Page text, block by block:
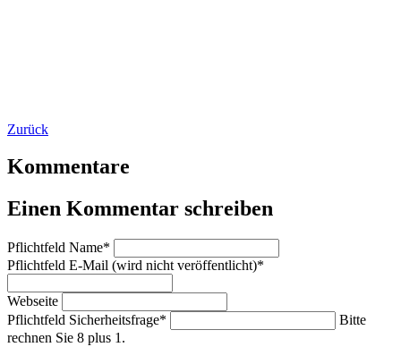
Zurück
Kommentare
Einen Kommentar schreiben
Pflichtfeld Name*
Pflichtfeld E-Mail (wird nicht veröffentlicht)*
Webseite
Pflichtfeld Sicherheitsfrage*
Bitte
rechnen Sie 8 plus 1.